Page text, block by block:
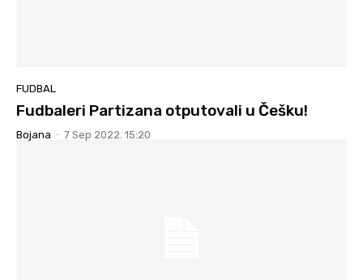
FUDBAL
Fudbaleri Partizana otputovali u Češku!
Bojana - 7 Sep 2022. 15:20